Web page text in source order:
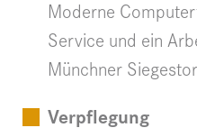
Moderne
Service und ein
Münchner Siegestor
Verpflegung